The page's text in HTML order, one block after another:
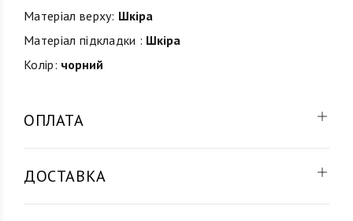
Матеріал верху: Шкіра
Матеріал підкладки : Шкіра
Колір: чорний
ОПЛАТА
ДОСТАВКА